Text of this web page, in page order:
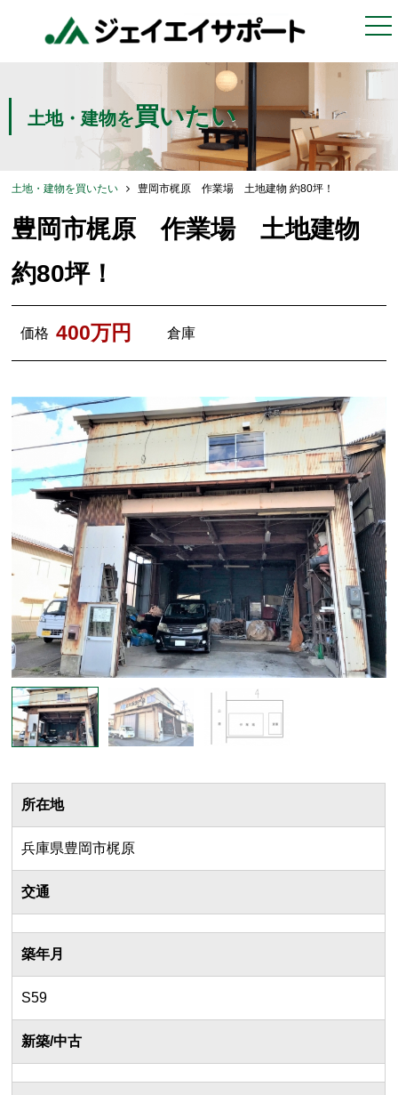
土地・建物を買いたい
土地・建物を買いたい 豊岡市梶原 作業場 土地建物 約80坪！
豊岡市梶原 作業場 土地建物
約80坪！
価格 400万円 倉庫
所在地
兵庫県豊岡市梶原
交通
築年月
S59
新築/中古